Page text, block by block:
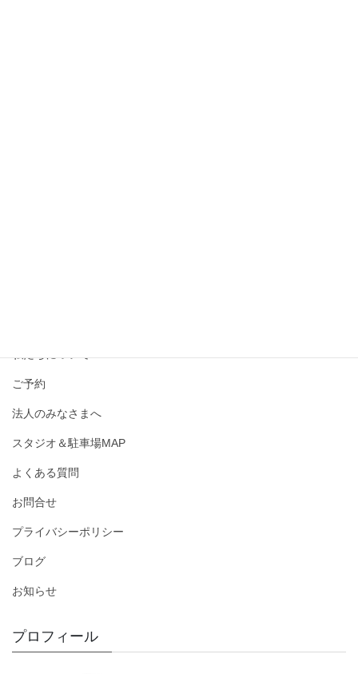
ご予約
法人のみなさまへ
スタジオ＆駐車場MAP
よくある質問
お問合せ
プライバシーポリシー
ブログ
お知らせ
プロフィール